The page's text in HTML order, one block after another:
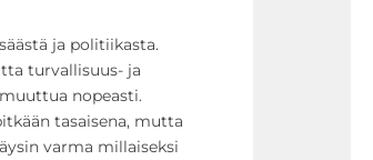
ja politiikasta.
turvallisuus- ja
nopeasti.
tasaisena, mutta
varma millaiseksi